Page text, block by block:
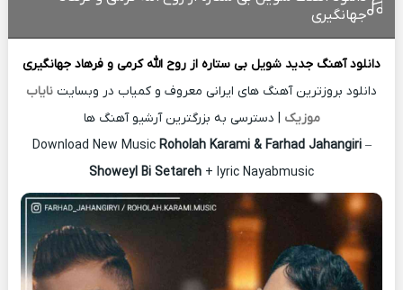
جهانگیری
دانلود آهنگ جدید شویل بی ستاره از روح الله کرمی و فرهاد جهانگیری
دانلود بروزترین آهنگ های ایرانی معروف و کمیاب در وبسایت نایاب
موزیک | دسترسی به بزرگترین آرشیو آهنگ ها
Download New Music Roholah Karami & Farhad Jahangiri–
Showeyl Bi Setareh + lyric Nayabmusic